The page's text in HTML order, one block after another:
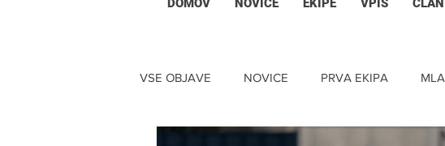
DOMOV NOVICE EKIPE VPIS
VSE OBJAVE NOVICE PRVA EKIPA